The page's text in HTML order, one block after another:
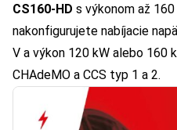
CS160-HD s výkonom až 160
nakonfigurujete nabíjacie
V a výkon 120 kW alebo 160
CHAdeMO a CCS typ 1 a 2.